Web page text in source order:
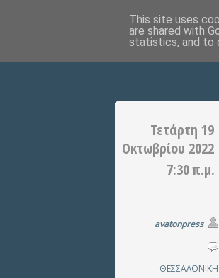
Τετάρτη 19
Οκτωβρίου 2022
7:30 π.μ.
avatonpress
ΘΕΣΣΑΛΟΝΙΚΗ
This site uses
are shared with
statistics, and to